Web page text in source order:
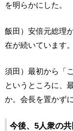
を明らかにした。
飯田）安倍元総理
在が続いています。
須田）最初から「
というところに、
か。会長を置かず
今後、5人衆の